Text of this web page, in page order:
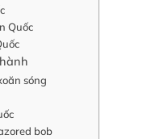
Quốc
sóng
bob